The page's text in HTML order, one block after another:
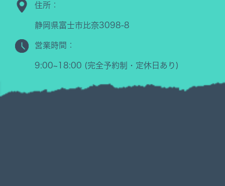
住所：
静岡県富士市比奈3098-8
営業時間：
9:00~18:00 (完全予約制・定休日あり)